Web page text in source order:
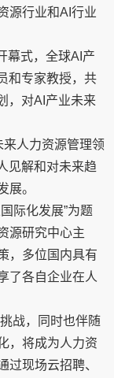
源行业和AI行业
幕式，全球AI产
和专家教授，共
，对AI产业未来
来人力资源管理领
见解和对未来趋
展。
际化发展”为题
源研究中心主
，多位国内具有
了各自企业在人
战，同时也伴随
，将成为人力资
过现场云招聘、